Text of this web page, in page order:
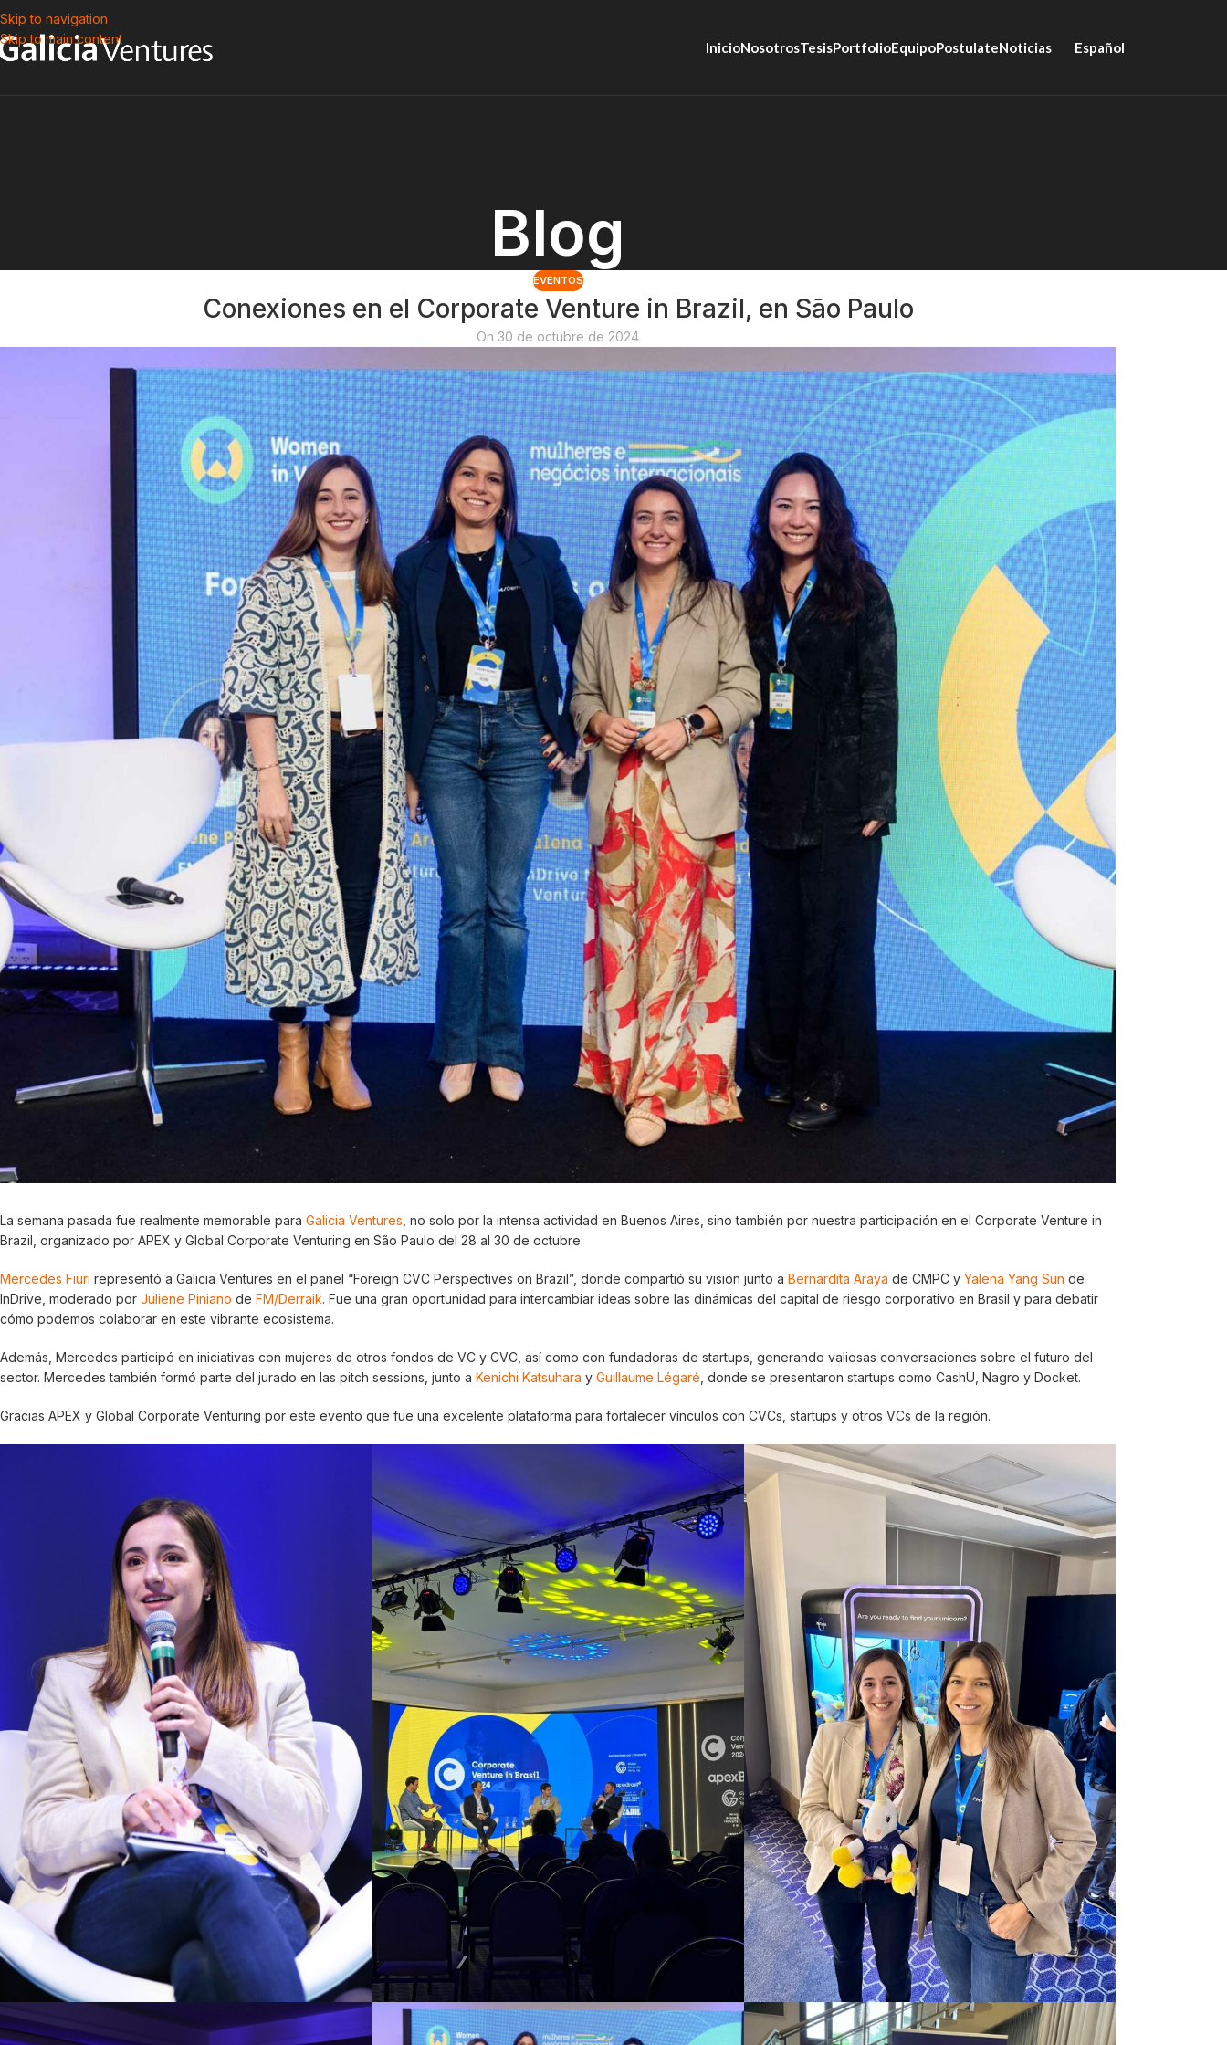
Skip to navigation
Skip to main content
InicioNosotrosTesisPortfolioEquipoPostulateNoticias Español
Blog
EVENTOS
Conexiones en el Corporate Venture in Brazil, en São Paulo
On 30 de octubre de 2024
La semana pasada fue realmente memorable para Galicia Ventures , no solo por la intensa actividad en Buenos Aires, sino también por nuestra participación en el Corporate Venture in
Brazil, organizado por APEX y Global Corporate Venturing en São Paulo del 28 al 30 de octubre.
Mercedes Fiuri representó a Galicia Ventures en el panel “Foreign CVC Perspectives on Brazil”, donde compartió su visión junto a Bernardita Araya de CMPC y Yalena Yang Sun de
InDrive, moderado por Juliene Piniano de FM/Derraik. Fue una gran oportunidad para intercambiar ideas sobre las dinámicas del capital de riesgo corporativo en Brasil y para debatir
cómo podemos colaborar en este vibrante ecosistema.
Además, Mercedes participó en iniciativas con mujeres de otros fondos de VC y CVC, así como con fundadoras de startups, generando valiosas conversaciones sobre el futuro del
sector. Mercedes también formó parte del jurado en las pitch sessions, junto a Kenichi Katsuhara y Guillaume Légaré , donde se presentaron startups como CashU, Nagro y Docket.
Gracias APEX y Global Corporate Venturing por este evento que fue una excelente plataforma para fortalecer vínculos con CVCs, startups y otros VCs de la región.